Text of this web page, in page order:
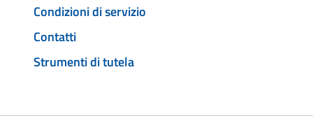
Condizioni di servizio
Contatti
Strumenti di tutela